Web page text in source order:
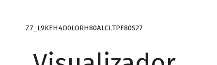
Z7_L9KEH4O0LORH80ALCLTPF80S27